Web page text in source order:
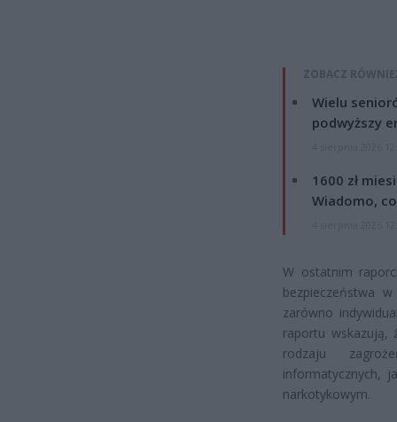
ZOBACZ
Wielu
podwyższy
1600 zł
Wiadomo,
W ostatnim
bezpieczeństwa
zarówno
raportu wskazują,
rodzaju
informatycznych,
narkotykowym.